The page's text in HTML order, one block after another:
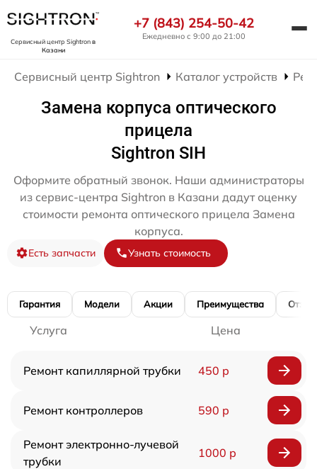
Сервисный центр Sightronв
Казани
+7 (843) 254-50-42
Ежедневно с 9:00 до 21:00
Сервисный центр Sightron Каталог устройств
Замена корпуса оптического
прицела
Sightron SIH
Оформите обратный звонок. Наши администраторы
из сервис-центра Sightron в Казани дадут оценку
стоимости ремонта оптического прицела Замена
корпуса.
Есть запчасти Узнать стоимость
Гарантия Модели Акции Преимущества
Услуга Цена
Ремонт капиллярной трубки 450 р
Ремонт контроллеров 590 р
Ремонт электронно-лучевой
трубки
1000 р